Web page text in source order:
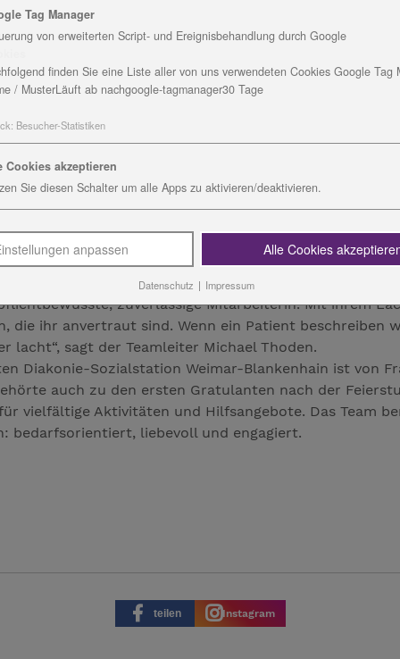
immer schnell und konkret bei der Umsetzung.
eine positive Stimmung. Für die Mitarbeitenden ist sie
ohne ihre Rolle aus dem Blick zu verlieren. Ebenso
mit den Angehörigen für eine ganzheitliche
uns versorgt werden, eine angemessene Pflege
Sie engagiert sich ehrenamtlich stark für benachteiligte
viel für die Kinder erreichen“, heißt es im Antrag für
dem Team Kranichfeld der Diakonie-Sozialstation.
Menschen ein selbstbestimmtes Leben im
die an einer Krankheit leiden oder einen
besonders gut macht ist Katja Möhwald. Die 45-
Woche mit dem Kronenkreuz der Diakonie geehrt.
zuverlässige Mitarbeiterin. Mit ihrem
die ihr anvertraut sind. Wenn ein Patient beschreiben
lacht“, sagt der Teamleiter Michael Thoden.
Diakonie-Sozialstation Weimar-Blankenhain ist von
auch zu den ersten Gratulanten nach der
vielfältige Aktivitäten und Hilfsangebote. Das Team
bedarfsorientiert, liebevoll und engagiert.
teilen Instagram
Tag Manager
von erweiterten Script- und Ereignisbehandlung durch Google
finden Sie eine Liste aller von uns verwendeten Cookies Google Tag
/ MusterLäuft ab nachgoogle-tagmanager30 Tage
: Besucher-Statistiken
Cookies akzeptieren
Sie diesen Schalter um alle Apps zu aktivieren/deaktivieren.
anpassen Alle Cookies
Datenschutz | Impressum